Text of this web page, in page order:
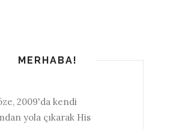
MERHABA!
2009'da kendi
yola çıkarak His